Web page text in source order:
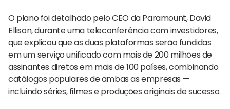
O plano foi detalhado pelo CEO da Paramount, David
Ellison, durante uma teleconferência com investidores,
que explicou que as duas plataformas serão fundidas
em um serviço unificado com mais de 200 milhões de
assinantes diretos em mais de 100 países, combinando
catálogos populares de ambas as empresas —
incluindo séries, filmes e produções originais de sucesso.